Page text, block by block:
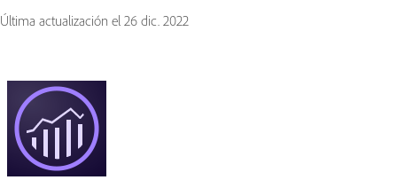
Última actualización el 26 dic. 2022